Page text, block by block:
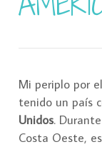
Mi periplo por
tenido un país
Unidos.
Costa Oeste,